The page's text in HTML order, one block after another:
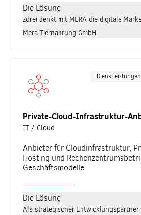
Die Lösung
zdrei denkt mit MERA die digitale
Mera Tiernahrung GmbH
Private-Cloud-Infrastruktur-
IT / Cloud
Anbieter für Cloudinfrastruktur,
Hosting und
Geschäftsmodelle
Die Lösung
Als strategischer